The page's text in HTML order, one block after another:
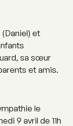
et
sa sœur
et amis.
le
9 avril de 11h